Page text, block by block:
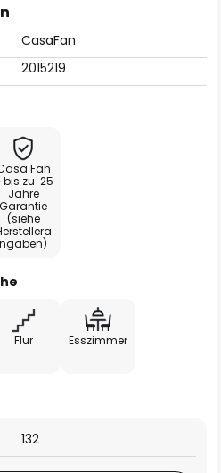
CasaFan
2015219
Fan
bis zu 25
Jahre
Garantie
(siehe
ngaben)
Flur Esszimmer
132